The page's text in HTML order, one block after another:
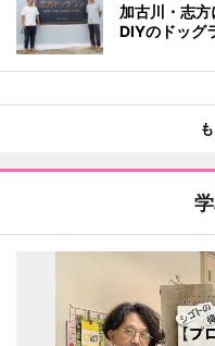
加古川・志
DIYのドッグ